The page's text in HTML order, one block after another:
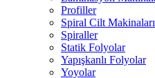
Profiller
Spiral Cilt Makinaları
Spiraller
Statik Folyolar
Yapışkanlı Folyolar
Yoyolar